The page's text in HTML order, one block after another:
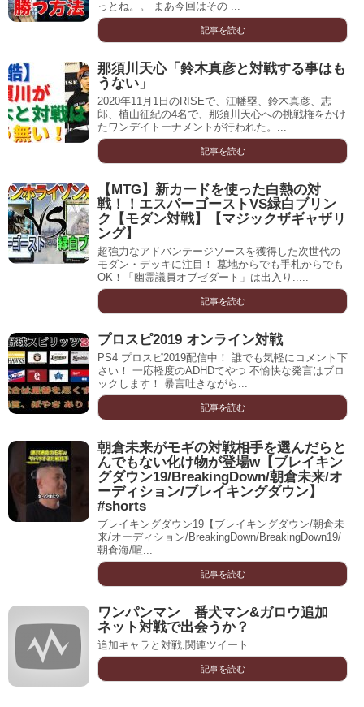
っとね。。 まあ今回はその ...
記事を読む
那須川天心「鈴木真彦と対戦する事はも
うない」
2020年11月1日のRISEで、江幡塁、鈴木真彦、志
郎、植山征紀の4名で、那須川天心への挑戦権をかけ
たワンデイトーナメントが行われた。...
記事を読む
【MTG】新カードを使った白熱の対
戦！！エスパーゴーストVS緑白ブリン
ク【モダン対戦】【マジックザギャザリ
ング】
超強力なアドバンテージソースを獲得した次世代の
モダン・デッキに注目！ 墓地からでも手札からでも
OK！「幽霊議員オブゼダート」は出入り.....
記事を読む
プロスピ2019 オンライン対戦
PS4 プロスピ2019配信中！ 誰でも気軽にコメント下
さい！ 一応軽度のADHDてやつ 不愉快な発言はブロ
ックします！ 暴言吐きながら...
記事を読む
朝倉未来がモギの対戦相手を選んだらと
んでもない化け物が登場w【ブレイキン
グダウン19/BreakingDown/朝倉未来/オ
ーディション/ブレイキングダウン】
#shorts
ブレイキングダウン19【ブレイキングダウン/朝倉未
来/オーディション/BreakingDown/BreakingDown19/
朝倉海/喧...
記事を読む
ワンパンマン 番犬マン&ガロウ追加
ネット対戦で出会うか？
追加キャラと対戦.関連ツイート
記事を読む